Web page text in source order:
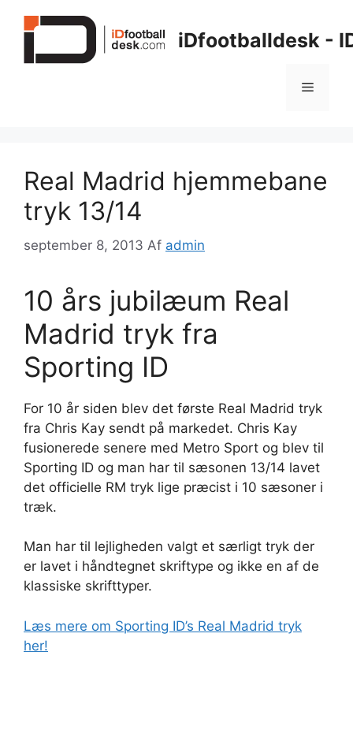
iDfootballdesk -
Menu
Real Madrid hjemmebane
tryk 13/14
september 8, 2013 Af admin
10 års jubilæum Real
Madrid tryk fra
Sporting ID
For 10 år siden blev det første Real Madrid tryk
fra Chris Kay sendt på markedet. Chris Kay
fusionerede senere med Metro Sport og blev til
Sporting ID og man har til sæsonen 13/14 lavet
det officielle RM tryk lige præcist i 10 sæsoner i
træk.
Man har til lejligheden valgt et særligt tryk der
er lavet i håndtegnet skriftype og ikke en af de
klassiske skrifttyper.
Læs mere om Sporting ID’s Real Madrid tryk
her!